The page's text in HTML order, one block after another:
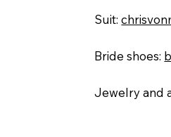
Suit:
Bride shoes:
Jewelry and